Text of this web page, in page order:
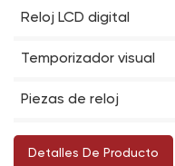
Reloj LCD digital
Temporizador visual
Piezas de reloj
Detalles De Producto